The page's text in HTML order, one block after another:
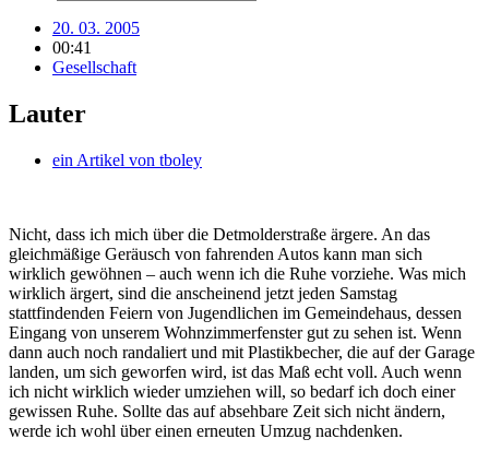
20. 03. 2005
00:41
Gesellschaft
Lauter
ein Artikel von tboley
Nicht, dass ich mich über die Detmolderstraße ärgere. An das
gleichmäßige Geräusch von fahrenden Autos kann man sich
wirklich gewöhnen – auch wenn ich die Ruhe vorziehe. Was mich
wirklich ärgert, sind die anscheinend jetzt jeden Samstag
stattfindenden Feiern von Jugendlichen im Gemeindehaus, dessen
Eingang von unserem Wohnzimmerfenster gut zu sehen ist. Wenn
dann auch noch randaliert und mit Plastikbecher, die auf der Garage
landen, um sich geworfen wird, ist das Maß echt voll. Auch wenn
ich nicht wirklich wieder umziehen will, so bedarf ich doch einer
gewissen Ruhe. Sollte das auf absehbare Zeit sich nicht ändern,
werde ich wohl über einen erneuten Umzug nachdenken.